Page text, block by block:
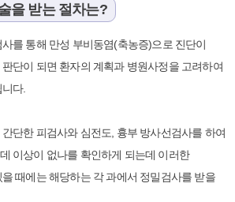
을 받는 절차는?
를 통해 만성 부비동염(축농증)으로 진단이
단이 되면 환자의 계획과 병원사정을 고려하여
다.
단한 피검사와 심전도, 흉부 방사선검사를 하여
이상이 없나를 확인하게 되는데 이러한
때에는 해당하는 각 과에서 정밀검사를 받을